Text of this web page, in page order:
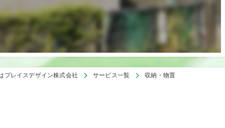
プレイスデザイン株式会社 サービス一覧 収納・物置